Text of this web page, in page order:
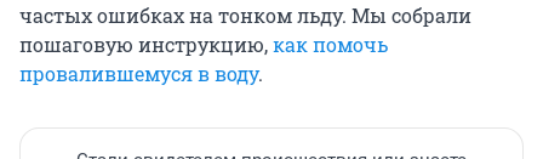
частых ошибках на тонком льду. Мы собрали
пошаговую инструкцию,как помочь
провалившемуся в воду.